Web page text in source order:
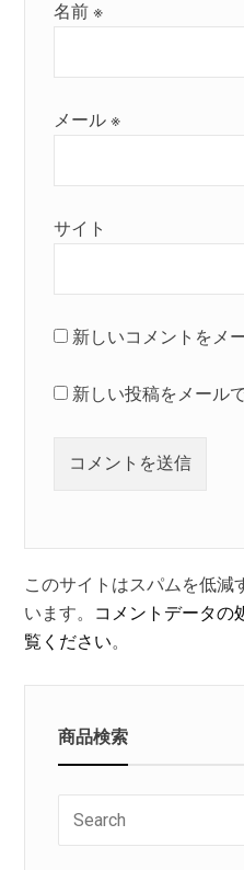
名前※
メール※
サイト
新しいコメントをメ
新しい投稿をメール
このサイトはスパムを低減
います。 コメントデータの
覧ください。
商品検索